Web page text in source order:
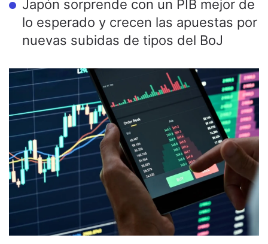
Japón sorprende con un PIB mejor de
lo esperado y crecen las apuestas por
nuevas subidas de tipos del BoJ